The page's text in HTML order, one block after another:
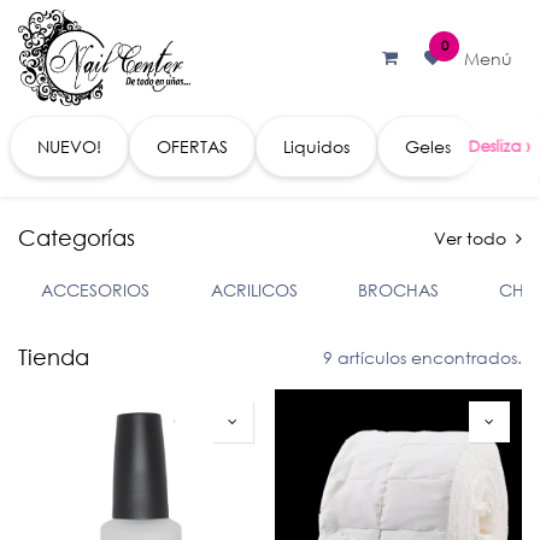
Ir al contenido
0
Menú
NUEVO! OFERTAS Liquidos Geles
Categorías Ver todo
ACCESORIOS ACRILICOS BROCHAS
Tienda 9 artículos encontrados.